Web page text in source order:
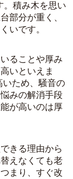
。積み木を思い
部分が重く、
いです。
ることや厚み
い といえま
ため、騒音の
みの解消手段
が高いのは厚
きる理由から
えなくても老
まり、すぐ改